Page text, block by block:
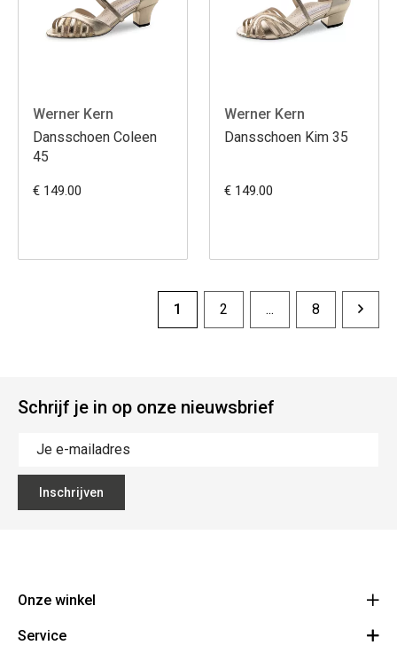
Werner Kern
Dansschoen Coleen
45
€ 149.00
Werner Kern
Dansschoen Kim 35
€ 149.00
1 2 ... 8
Schrijf je in op onze nieuwsbrief
Inschrijven
Onze winkel
PivotDancestore
Service